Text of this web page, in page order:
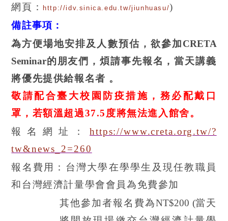
網頁：
http://idv.sinica.edu.tw/jiunhuasu/)
備註事項：
為方便場地安排及人數預估，欲參加CRETA
Seminar的朋友們，煩請事先報名，當天講義
將優先提供給報名者 。
敬請配合臺大校園防疫措施，務必配戴口
罩，若額溫超過37.5 度將無法進入館舍。
報名網址：https://www.creta.org.tw/?
tw&news_2=260
報名費用：台灣大學在學學生及現任教職員
和台灣經濟計量學會會員為免費參加
其他參加者報名費為NT$200 (當天